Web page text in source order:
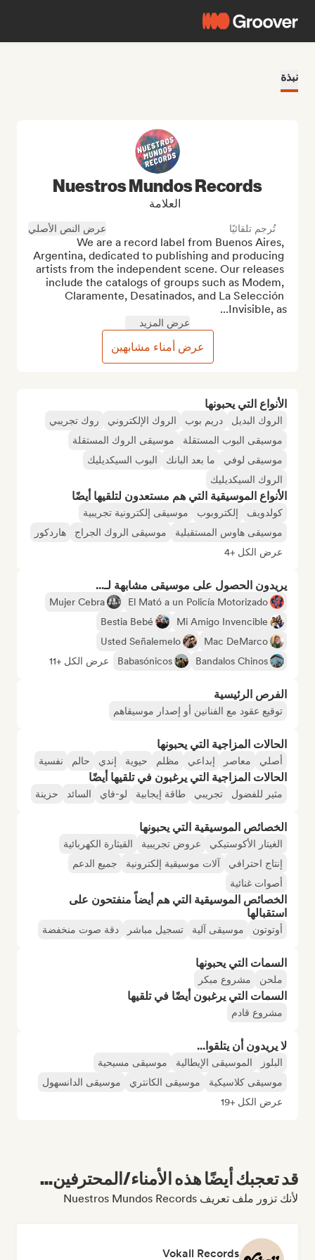
نبذة
الأنواع التي يحبونها
الروك البديل دريم بوب الروك الإلكتروني
روك تجريبي
موسيقى البوب المستقلة
موسيقى الروك المستقلة
موسيقى لوفي
ما بعد البانك
البوب السيكديليك
الروك السيكديليك
الأنواع الموسيقية التي هم مستعدون لتلقيها أيضًا
كولدويف إلكتروبوب
موسيقى إلكترونية تجريبية
موسيقى هاوس المستقبلية
موسيقى الروك الجراج
هاردكور
عرض الكل +4
يريدون الحصول على موسيقى مشابهة لـ...
El Mató a un Policía Motorizado
Mujer Cebra
Mi Amigo Invencible
Bestia Bebé
Mac DeMarco
Usted Señalemelo
Bandalos Chinos
Babasónicos عرض الكل +11
الفرص الرئيسية
توقيع عقود مع الفنانين أو إصدار موسيقاهم
الحالات المزاجية التي يحبونها
أصلي معاصر إبداعي مظلم حيوية إندي حالم نفسية
الحالات المزاجية التي يرغبون في تلقيها أيضًا
مثير للفضول تجريبي طاقة إيجابية لو-فاي السائد حزينة
الخصائص الموسيقية التي يحبونها
الغيتار الأكوستيكي عروض تجريبية
القيثارة الكهربائية
إنتاج احترافي
آلات موسيقية إلكترونية
جميع الدعم
أصوات غنائية
الخصائص الموسيقية التي هم أيضاً منفتحون على
استقبالها
أوتوتون موسيقى آلية تسجيل مباشر دقة صوت منخفضة
السمات التي يحبونها
ملحن مشروع مبكر
السمات التي يرغبون أيضًا في تلقيها
مشروع قادم
لا يريدون أن يتلقوا...
البلوز الموسيقى الإيطالية
موسيقى مسيحية
موسيقى كلاسيكية
موسيقى الكانتري
موسيقى الدانسهول
عرض الكل +19
Nuestros Mundos Records
العلامة
تُرجم تلقائيًا عرض النص الأصلي
We are a record label from Buenos Aires,
Argentina, dedicated to publishing and producing
artists from the independent scene. Our releases
include the catalogs of groups such as Modem,
Claramente, Desatinados, and La Selección
Invisible, as...
عرض المزيد
عرض أمناء مشابهين
قد تعجبك أيضًا هذه الأمناء/المحترفين...
لأنك تزور ملف تعريف Nuestros Mundos Records
Vokall Records